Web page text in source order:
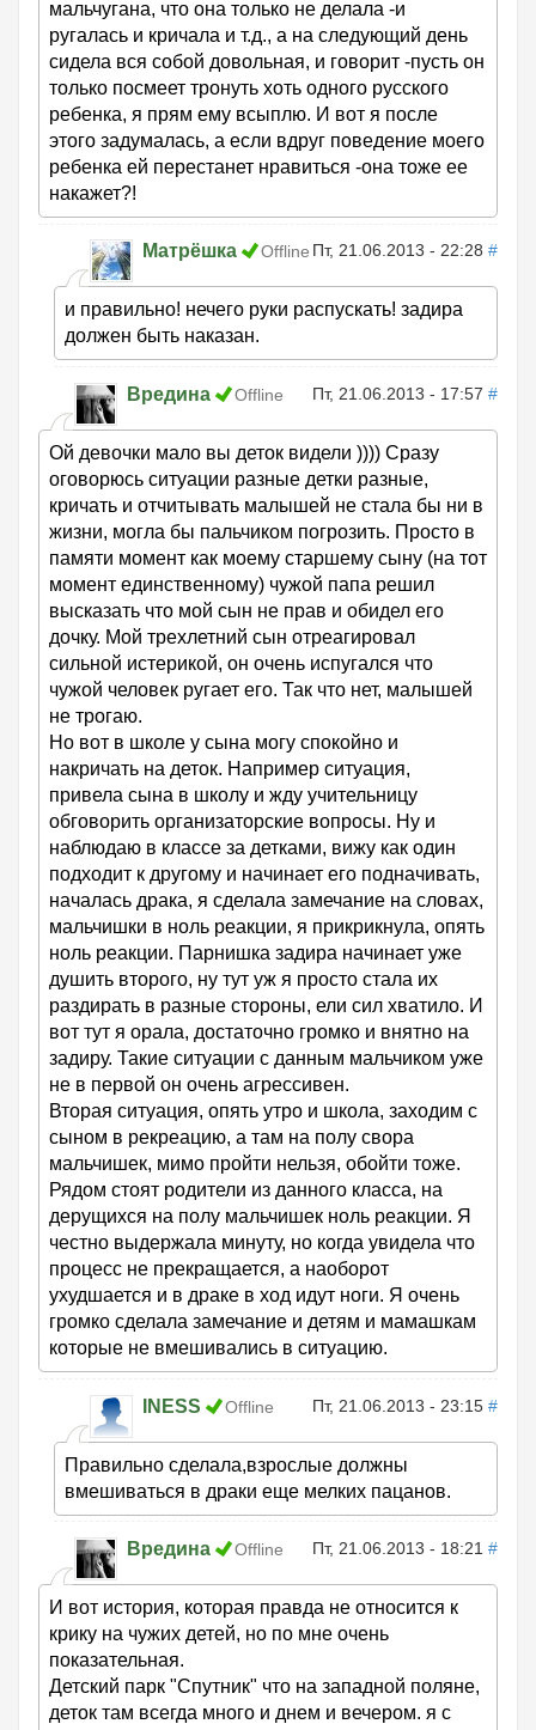
мальчугана, что она только не делала -и
ругалась и кричала и т.д., а на следующий день
сидела вся собой довольная, и говорит -пусть он
только посмеет тронуть хоть одного русского
ребенка, я прям ему всыплю. И вот я после
этого задумалась, а если вдруг поведение моего
ребенка ей перестанет нравиться -она тоже ее
накажет?!
Матрёшка Offline Пт, 21.06.2013 - 22:28 #
и правильно! нечего руки распускать! задира
должен быть наказан.
Вредина Offline Пт, 21.06.2013 - 17:57 #
Ой девочки мало вы деток видели )))) Сразу
оговорюсь ситуации разные детки разные,
кричать и отчитывать малышей не стала бы ни в
жизни, могла бы пальчиком погрозить. Просто в
памяти момент как моему старшему сыну (на тот
момент единственному) чужой папа решил
высказать что мой сын не прав и обидел его
дочку. Мой трехлетний сын отреагировал
сильной истерикой, он очень испугался что
чужой человек ругает его. Так что нет, малышей
не трогаю.
Но вот в школе у сына могу спокойно и
накричать на деток. Например ситуация,
привела сына в школу и жду учительницу
обговорить организаторские вопросы. Ну и
наблюдаю в классе за детками, вижу как один
подходит к другому и начинает его подначивать,
началась драка, я сделала замечание на словах,
мальчишки в ноль реакции, я прикрикнула, опять
ноль реакции. Парнишка задира начинает уже
душить второго, ну тут уж я просто стала их
раздирать в разные стороны, ели сил хватило. И
вот тут я орала, достаточно громко и внятно на
задиру. Такие ситуации с данным мальчиком уже
не в первой он очень агрессивен.
Вторая ситуация, опять утро и школа, заходим с
сыном в рекреацию, а там на полу свора
мальчишек, мимо пройти нельзя, обойти тоже.
Рядом стоят родители из данного класса, на
дерущихся на полу мальчишек ноль реакции. Я
честно выдержала минуту, но когда увидела что
процесс не прекращается, а наоборот
ухудшается и в драке в ход идут ноги. Я очень
громко сделала замечание и детям и мамашкам
которые не вмешивались в ситуацию.
INESS Offline Пт, 21.06.2013 - 23:15 #
Правильно сделала,взрослые должны
вмешиваться в драки еще мелких пацанов.
Вредина Offline Пт, 21.06.2013 - 18:21 #
И вот история, которая правда не относится к
крику на чужих детей, но по мне очень
показательная.
Детский парк "Спутник" что на западной поляне,
деток там всегда много и днем и вечером. я с